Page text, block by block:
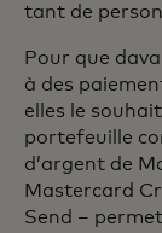
tant de
Pour que
à des
elles le
portefeuille
d’argent de
Mastercard
Send –